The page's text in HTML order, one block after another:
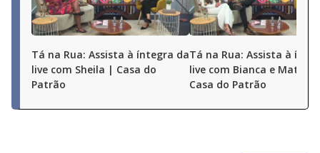
Tá na Rua: Assista à íntegra da
live com Sheila | Casa do
Patrão
Tá na Rua: Assista à
live com Bianca e
Casa do Patrão